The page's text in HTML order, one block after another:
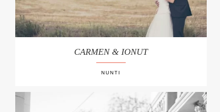
CARMEN & IONUT
NUNTI